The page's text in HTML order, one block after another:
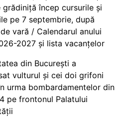
încep cursurile și
pe 7 septembrie, după
vară / Calendarul anului
2027 și lista vacanțelor
din București a
vulturul și cei doi grifoni
urma bombardamentelor din
pe frontonul Palatului